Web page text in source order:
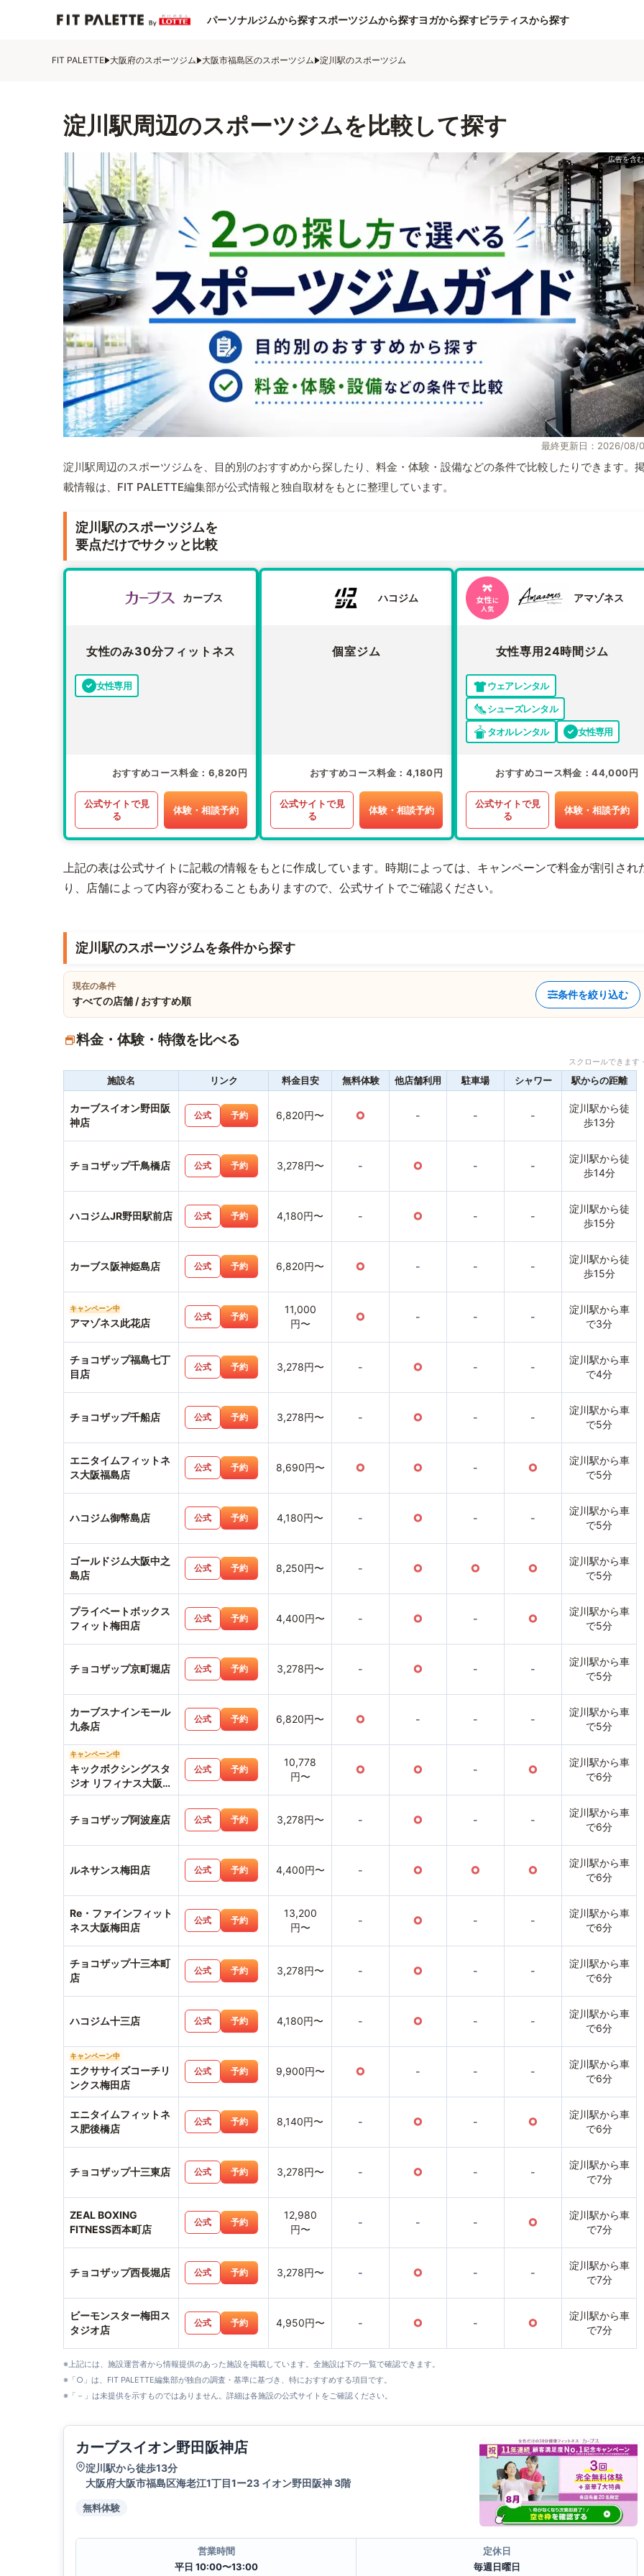
パーソナルジムから探すスポーツジムから探すヨガから探すピラティスから探す
FIT PALETTE 大阪府のスポーツジム 大阪市福島区のスポーツジム 淀川駅のスポーツジム
淀川駅周辺のスポーツジムを比較して探す
最終更新日：2026/08/
淀川駅周辺のスポーツジムを、目的別のおすすめから探したり、料金・体験・設備などの条件で比較したりできます。
載情報は、FIT PALETTE編集部が公式情報と独自取材をもとに整理しています。
淀川駅のスポーツジムを
要点だけでサクッと比較
カーブス
女性のみ30分フィットネス
女性専用
おすすめコース料金 6,820円
公式サイトで見
る
体験・相談予約
ハコジム
個室ジム
おすすめコース料金 4,180円
公式サイトで見
る
体験・相談予約
アマゾネス
女性専用24時間ジム
ウェアレンタル
シューズレンタル
タオルレンタル
女性専用
おすすめコース料金 44,000円
公式サイトで見
る
体験・相談予約
上記の表は公式サイトに記載の情報をもとに作成しています。時期によっては、キャンペーンで料金が割引され
り、店舗によって内容が変わることもありますので、公式サイトでご確認ください。
淀川駅のスポーツジムを条件から探す
現在の条件
すべての店舗 / おすすめ順
条件を絞り込む
料金・体験・特徴を比べる
スクロールできま
施設名 リンク 料金目安 無料体験 他店舗利用 駐車場 シャワー 駅からの距離
カーブスイオン野田阪
神店
公式 予約 6,820円〜 ○ - - -
淀川駅から徒
歩13分
チョコザップ千鳥橋店 公式 予約 3,278円〜 - ○ - -
淀川駅から徒
歩14分
ハコジムJR野田駅前店 公式 予約 4,180円〜 - ○ - -
淀川駅から徒
歩15分
カーブス阪神姫島店 公式 予約 6,820円〜 ○ - - -
淀川駅から徒
歩15分
キャンペーン中
アマゾネス此花店
公式 予約
11,000
円〜
○ - - -
淀川駅から車
で3分
チョコザップ福島七丁
目店
公式 予約 3,278円〜 - ○ - -
淀川駅から車
で4分
チョコザップ千船店 公式 予約 3,278円〜 - ○ - -
淀川駅から車
で5分
エニタイムフィットネ
ス大阪福島店
公式 予約 8,690円〜 ○ ○ - ○
淀川駅から車
で5分
ハコジム御幣島店 公式 予約 4,180円〜 - ○ - -
淀川駅から車
で5分
ゴールドジム大阪中之
島店
公式 予約 8,250円〜 - ○ ○ ○
淀川駅から車
で5分
プライベートボックス
フィット梅田店
公式 予約 4,400円〜 - ○ - ○
淀川駅から車
で5分
チョコザップ京町堀店 公式 予約 3,278円〜 - ○ - -
淀川駅から車
で5分
カーブスナインモール
九条店
公式 予約 6,820円〜 ○ - - -
淀川駅から車
で5分
キャンペーン中
キックボクシングスタ
ジオ リフィナス大阪梅
田店
公式 予約
10,778
円〜
○ ○ - ○
淀川駅から車
で6分
チョコザップ阿波座店 公式 予約 3,278円〜 - ○ - -
淀川駅から車
で6分
ルネサンス梅田店 公式 予約 4,400円〜 - ○ ○ ○
淀川駅から車
で6分
Re・ファインフィット
ネス大阪梅田店
公式 予約
13,200
円〜
- ○ - -
淀川駅から車
で6分
チョコザップ十三本町
店
公式 予約 3,278円〜 - ○ - -
淀川駅から車
で6分
ハコジム十三店 公式 予約 4,180円〜 - ○ - -
淀川駅から車
で6分
キャンペーン中
エクササイズコーチリ
ンクス梅田店
公式 予約 9,900円〜 ○ - - -
淀川駅から車
で6分
エニタイムフィットネ
ス肥後橋店
公式 予約 8,140円〜 - ○ - ○
淀川駅から車
で6分
チョコザップ十三東店 公式 予約 3,278円〜 - ○ - -
淀川駅から車
で7分
ZEAL BOXING
FITNESS西本町店
公式 予約
12,980
円〜
- - - ○
淀川駅から車
で7分
チョコザップ西長堀店 公式 予約 3,278円〜 - ○ - -
淀川駅から車
で7分
ビーモンスター梅田ス
タジオ店
公式 予約 4,950円〜 - ○ - ○
淀川駅から車
で7分
※上記には、施設運営者から情報提供のあった施設を掲載しています。全施設は下の一覧で確認できます。
※「○」は、FIT PALETTE編集部が独自の調査・基準に基づき、特におすすめする項目です。
※「－」は未提供を示すものではありません。詳細は各施設の公式サイトをご確認ください。
カーブスイオン野田阪神店
淀川駅から徒歩13分
大阪府大阪市福島区海老江1丁目1ー23 イオン野田阪神 3階
無料体験
営業時間
平日 10:00〜13:00
定休日
毎週日曜日